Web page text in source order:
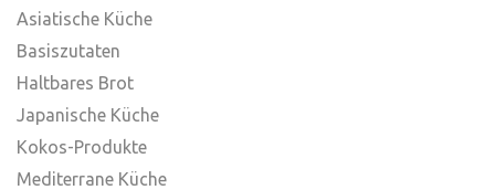
Asiatische Küche
Basiszutaten
Haltbares Brot
Japanische Küche
Kokos-Produkte
Mediterrane Küche